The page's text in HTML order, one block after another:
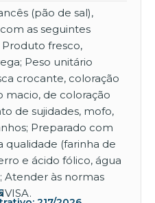
(pão de sal),
as seguintes
fresco,
Peso unitário
crocante, coloração
macio, de coloração
de sujidades, mofo,
Preparado com
qualidade (farinha de
e ácido fólico, água
Atender às normas